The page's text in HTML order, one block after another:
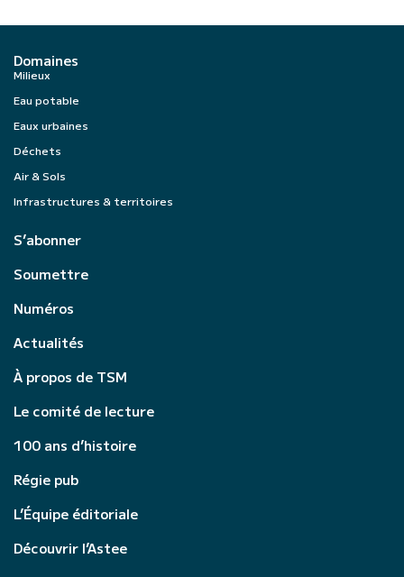
Domaines
Milieux
Eau potable
Eaux urbaines
Déchets
Air & Sols
Infrastructures & territoires
S’abonner
Soumettre
Numéros
Actualités
À propos de TSM
Le comité de lecture
100 ans d’histoire
Régie pub
L’Équipe éditoriale
Découvrir l’Astee